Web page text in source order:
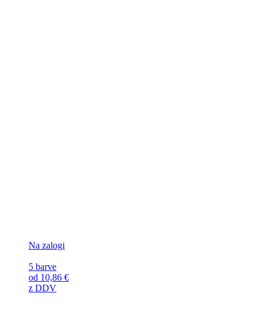
Na zalogi
5 barve
od 10,86 €
z DDV